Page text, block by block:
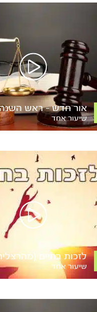
אור חדש – ראש
שיעור אחד
לזכות בחיים
שיעור אחד